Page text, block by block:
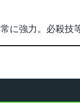
に強力。必殺技